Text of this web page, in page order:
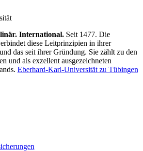
International. Seit 1477. Die
diese Leitprinzipien in ihrer
das seit ihrer Gründung. Sie zählt zu den
und als exzellent ausgezeichneten
Eberhard-Karl-Universität zu Tübingen